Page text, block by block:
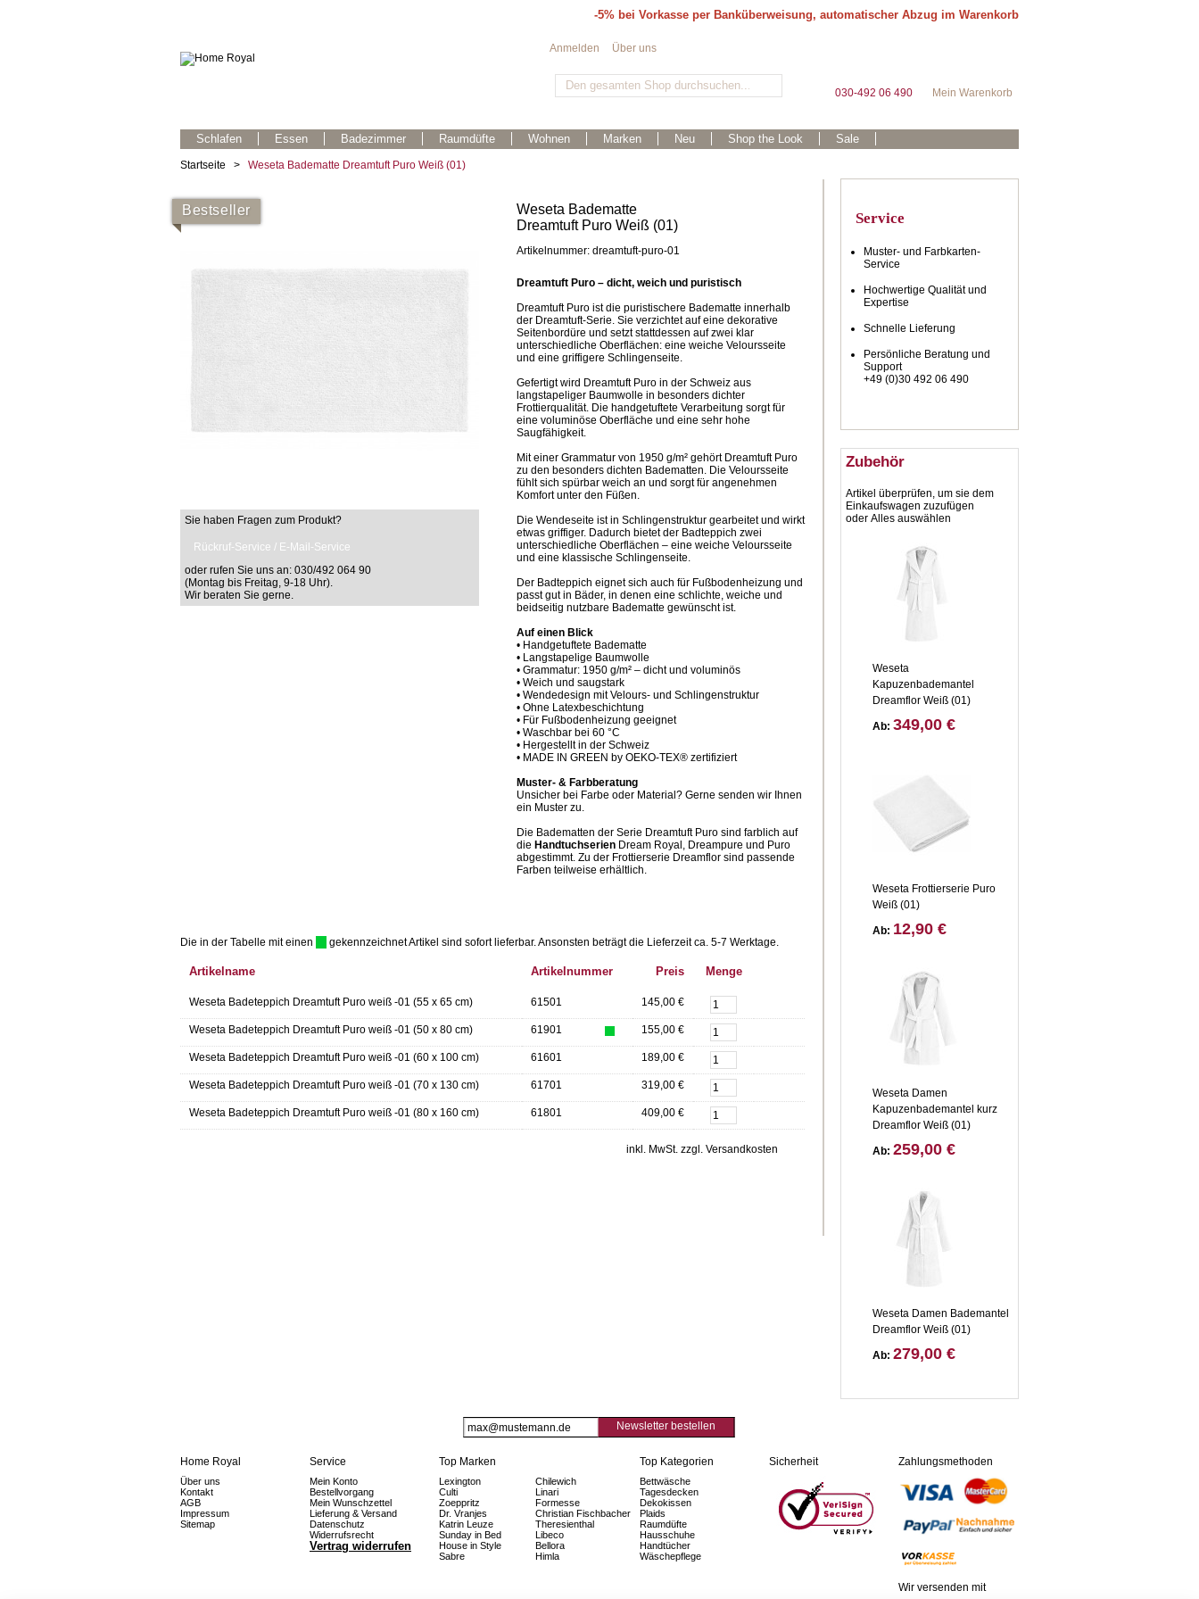
-5% bei Vorkasse per Banküberweisung, automatischer Abzug im Warenkorb
Mein Warenkorb
030-492 06 490
Schlafen Essen Badezimmer Raumdüfte Wohnen Marken Neu Shop the Look Sale
Anmelden Über uns
Startseite > Weseta Badematte Dreamtuft Puro Weiß (01)
Bestseller
Sie haben Fragen zum Produkt?
Rückruf-Service / E-Mail-Service
oder rufen Sie uns an: 030/492 064 90
(Montag bis Freitag, 9-18 Uhr).
Wir beraten Sie gerne.
Weseta Badematte
Dreamtuft Puro Weiß (01)
Artikelnummer: dreamtuft-puro-01
Dreamtuft Puro – dicht, weich und puristisch
Dreamtuft Puro ist die puristischere Badematte innerhalb
der Dreamtuft-Serie. Sie verzichtet auf eine dekorative
Seitenbordüre und setzt stattdessen auf zwei klar
unterschiedliche Oberflächen: eine weiche Veloursseite
und eine griffigere Schlingenseite.
Gefertigt wird Dreamtuft Puro in der Schweiz aus
langstapeliger Baumwolle in besonders dichter
Frottierqualität. Die handgetuftete Verarbeitung sorgt für
eine voluminöse Oberfläche und eine sehr hohe
Saugfähigkeit.
Mit einer Grammatur von 1950 g/m² gehört Dreamtuft Puro
zu den besonders dichten Badematten. Die Veloursseite
fühlt sich spürbar weich an und sorgt für angenehmen
Komfort unter den Füßen.
Die Wendeseite ist in Schlingenstruktur gearbeitet und wirkt
etwas griffiger. Dadurch bietet der Badteppich zwei
unterschiedliche Oberflächen – eine weiche Veloursseite
und eine klassische Schlingenseite.
Der Badteppich eignet sich auch für Fußbodenheizung und
passt gut in Bäder, in denen eine schlichte, weiche und
beidseitig nutzbare Badematte gewünscht ist.
Auf einen Blick
• Handgetuftete Badematte
• Langstapelige Baumwolle
• Grammatur: 1950 g/m² – dicht und voluminös
• Weich und saugstark
• Wendedesign mit Velours- und Schlingenstruktur
• Ohne Latexbeschichtung
• Für Fußbodenheizung geeignet
• Waschbar bei 60 °C
• Hergestellt in der Schweiz
• MADE IN GREEN by OEKO-TEX® zertifiziert
Muster- & Farbberatung
Unsicher bei Farbe oder Material? Gerne senden wir Ihnen
ein Muster zu.
Die Badematten der Serie Dreamtuft Puro sind farblich auf
die Handtuchserien Dream Royal, Dreampure und Puro
abgestimmt. Zu der Frottierserie Dreamflor sind passende
Farben teilweise erhältlich.
Die in der Tabelle mit einen gekennzeichnet Artikel sind sofort lieferbar.Ansonsten beträgt die Lieferzeit ca. 5-7 Werktage.
Artikelname Artikelnummer Preis Menge
Weseta Badeteppich Dreamtuft Puro weiß -01 (55 x 65 cm) 61501 145,00 €
Weseta Badeteppich Dreamtuft Puro weiß -01 (50 x 80 cm) 61901 155,00 €
Weseta Badeteppich Dreamtuft Puro weiß -01 (60 x 100 cm) 61601 189,00 €
Weseta Badeteppich Dreamtuft Puro weiß -01 (70 x 130 cm) 61701 319,00 €
Weseta Badeteppich Dreamtuft Puro weiß -01 (80 x 160 cm) 61801 409,00 €
inkl. MwSt. zzgl. Versandkosten
Service
Muster- und Farbkarten-
Service
Hochwertige Qualität und
Expertise
Schnelle Lieferung
Persönliche Beratung und
Support
+49 (0)30 492 06 490
Zubehör
Artikel überprüfen, um sie dem
Einkaufswagen zuzufügen
oder Alles auswählen
Weseta
Kapuzenbademantel
Dreamflor Weiß (01)
Ab: 349,00 €
Weseta Frottierserie Puro
Weiß (01)
Ab: 12,90 €
Weseta Damen
Kapuzenbademantel kurz
Dreamflor Weiß (01)
Ab: 259,00 €
Weseta Damen Bademantel
Dreamflor Weiß (01)
Ab: 279,00 €
Newsletter bestellen
Home Royal
Über uns
Kontakt
AGB
Impressum
Sitemap
Service
Mein Konto
Bestellvorgang
Mein Wunschzettel
Lieferung & Versand
Datenschutz
Widerrufsrecht
Vertrag widerrufen
Top Marken
Lexington
Chilewich
Culti
Linari
Zoeppritz
Formesse
Dr. Vranjes
Christian Fischbacher
Katrin Leuze
Theresienthal
Sunday in Bed
Libeco
House in Style
Bellora
Sabre
Himla
Top Kategorien
Bettwäsche
Tagesdecken
Dekokissen
Plaids
Raumdüfte
Hausschuhe
Handtücher
Wäschepflege
Sicherheit Zahlungsmethoden
Wir versenden mit